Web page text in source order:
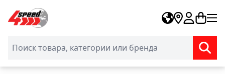
Skip to Content